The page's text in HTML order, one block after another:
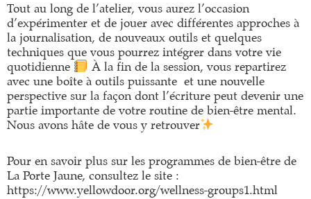
Tout au long de l’atelier, vous aurez l’occasion
d’expérimenter et de jouer avec différentes approches à
la journalisation, de nouveaux outils et quelques
techniques que vous pourrez intégrer dans votre vie
quotidienne
À la fin de la session, vous repartirez
avec une boîte à outils puissante et une nouvelle
perspective sur la façon dont l’écriture peut devenir une
partie importante de votre routine de bien-être mental.
Nous avons hâte de vous y retrouver
Pour en savoir plus sur les programmes de bien-être de
La Porte Jaune, consultez le site :
https://www.yellowdoor.org/wellness-groups1.html